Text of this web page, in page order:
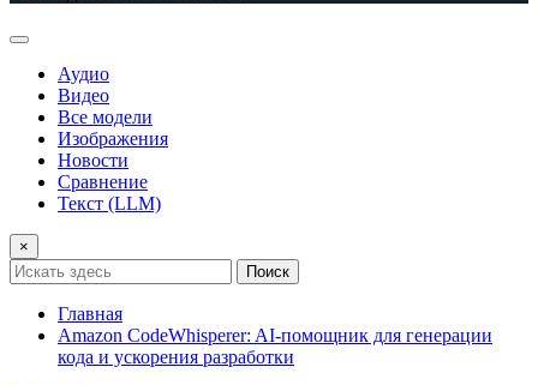
Аудио
Видео
Все модели
Изображения
Новости
Сравнение
Текст (LLM)
×
Поиск
Главная
Amazon CodeWhisperer: AI-помощник для генерации
кода и ускорения разработки